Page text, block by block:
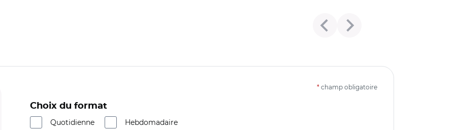
* champ obligatoire
Choix du format
Quotidienne
Hebdomadaire